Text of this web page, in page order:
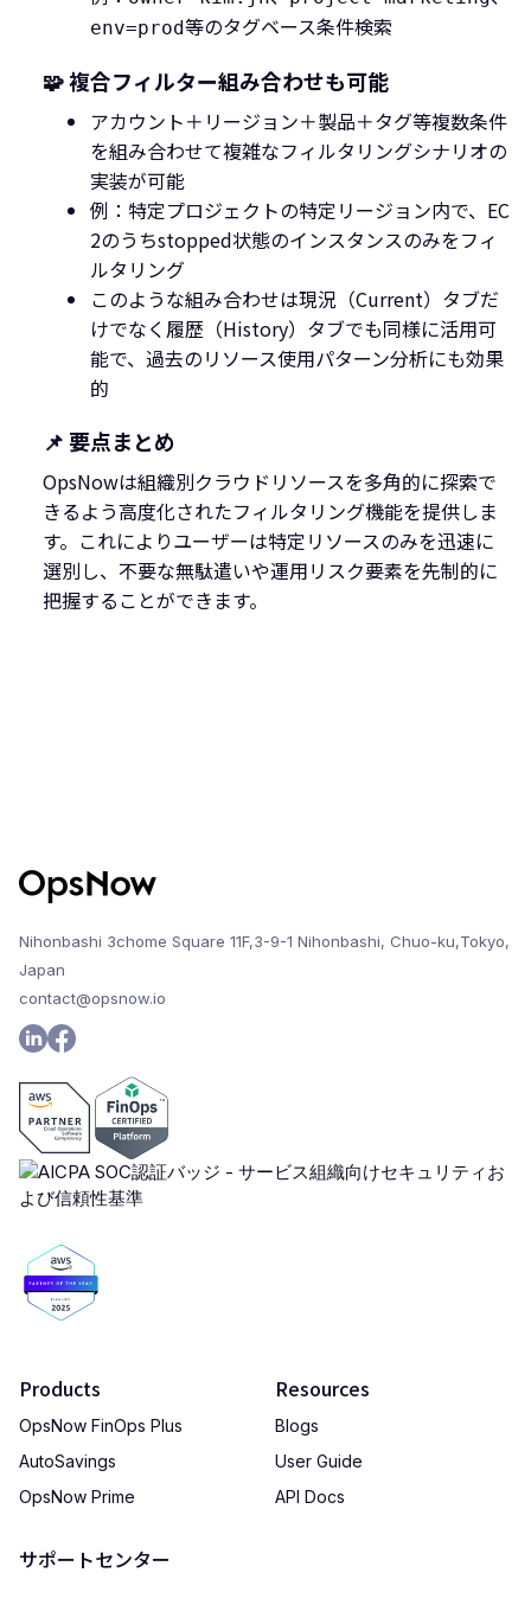
env=prod等のタグベース条件検索
🧩 複合フィルター組み合わせも可能
アカウント＋リージョン＋製品＋タグ等複数条件
を組み合わせて複雑なフィルタリングシナリオの
実装が可能
例：特定プロジェクトの特定リージョン内で、EC
2のうちstopped状態のインスタンスのみをフィ
ルタリング
このような組み合わせは現況（Current）タブだ
けでなく履歴（History）タブでも同様に活用可
能で、過去のリソース使用パターン分析にも効果
的
📌 要点まとめ
OpsNowは組織別クラウドリソースを多角的に探索で
きるよう高度化されたフィルタリング機能を提供しま
す。これによりユーザーは特定リソースのみを迅速に
選別し、不要な無駄遣いや運用リスク要素を先制的に
把握することができます。
Nihonbashi 3chome Square 11F,3-9-1 Nihonbashi, Chuo-ku,Tokyo,
Japan
contact@opsnow.io
Products
OpsNow FinOps Plus
AutoSavings
OpsNow Prime
サポートセンター
Resources
Blogs
User Guide
API Docs